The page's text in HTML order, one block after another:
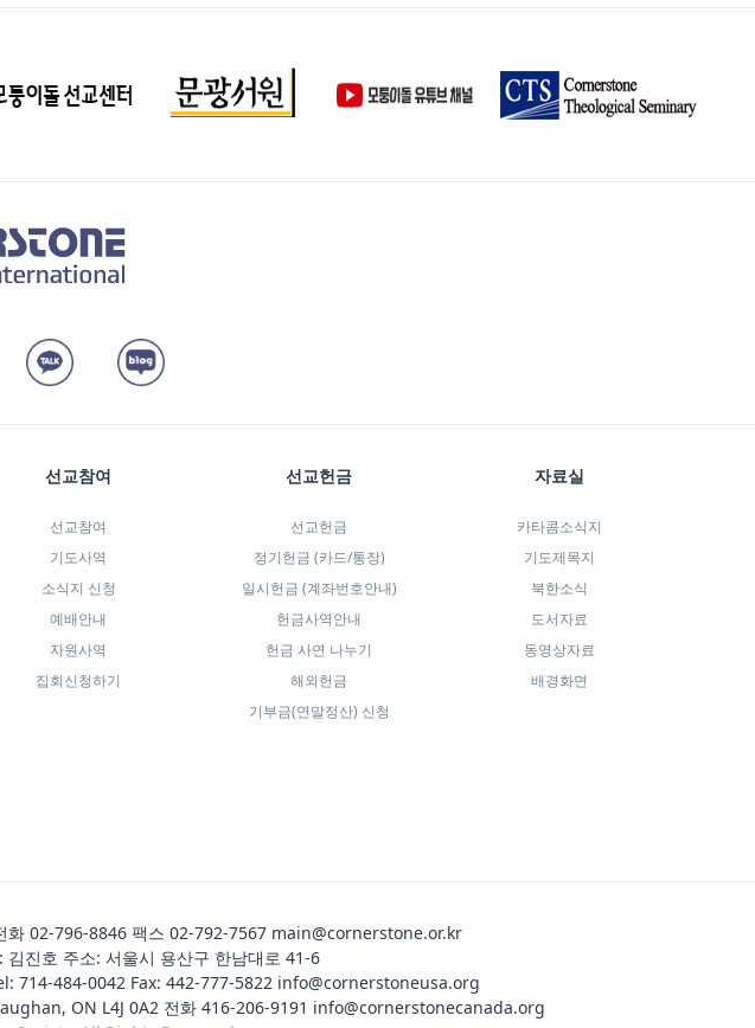
선교참여
선교참여
기도사역
소식지 신청
예배안내
자원사역
집회신청하기
선교헌금
선교헌금
정기헌금 (카드/통장)
일시헌금 (계좌번호안내)
헌금사역안내
헌금 사연 나누기
해외헌금
기부금(연말정산) 신청
자료실
카타콤소식지
기도제목지
북한소식
도서자료
동영상자료
배경화면
화 02-796-8846팩스 02-792-7567 main@cornerstone.or.kr
진호 주소: 서울시 용산구 한남대로 41-6
714-484-0042Fax: 442-777-5822 info@cornerstoneusa.org
ON L4J 0A2 전화 416-206-9191 info@cornerstonecanada.org